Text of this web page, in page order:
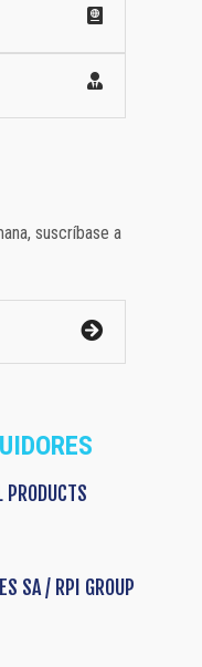
suscríbase a
PRODUCTS
SA / RPI GROUP